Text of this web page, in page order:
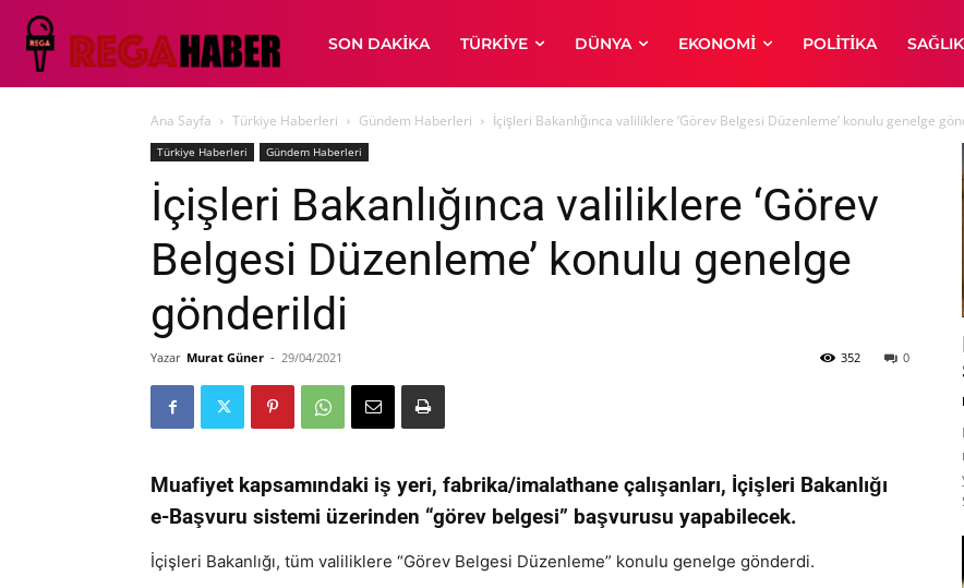
SON DAKIKA TÜRKIYE DÜNYA EKONOMI POLITIKA SAĞLIK
Ana Sayfa Türkiye Haberleri Gündem Haberleri İçişleri Bakanlığınca valiliklere ‘Görev Belgesi Düzenleme’ konulu genelge
Türkiye Haberleri Gündem Haberleri
İçişleri Bakanlığınca valiliklere ‘Görev
Belgesi Düzenleme’ konulu genelge
gönderildi
Yazar Murat Güner - 29/04/2021 0
352
Muafiyet kapsamındaki iş yeri, fabrika/imalathane çalışanları, İçişleri Bakanlığı
e-Başvuru sistemi üzerinden “görev belgesi” başvurusu yapabilecek.
İçişleri Bakanlığı, tüm valiliklere “Görev Belgesi Düzenleme” konulu genelge gönderdi.